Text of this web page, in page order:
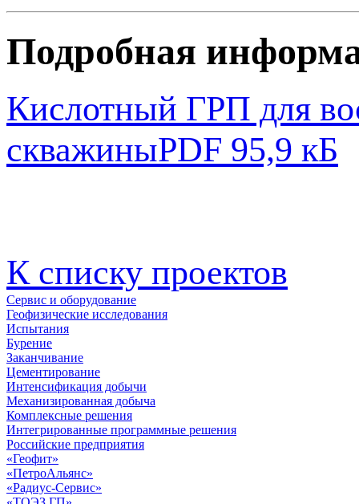
Подробная
Кислотный ГРП для
скважиныPDF 95,9 кБ
К списку проектов
Сервис и оборудование
Геофизические исследования
Испытания
Бурение
Заканчивание
Цементирование
Интенсификация добычи
Механизированная добыча
Комплексные решения
Интегрированные программные решения
Российские предприятия
«Геофит»
«ПетроАльянс»
«Радиус-Сервис»